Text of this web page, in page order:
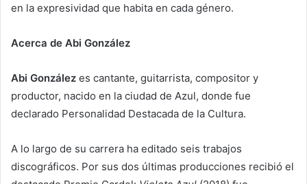
en la expresividad que habita en cada género.
Acerca de Abi González
Abi González es cantante, guitarrista, compositor y
productor, nacido en la ciudad de Azul, donde fue
declarado Personalidad Destacada de la Cultura.
A lo largo de su carrera ha editado seis trabajos
discográficos. Por sus dos últimas producciones recibió el